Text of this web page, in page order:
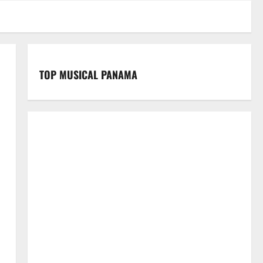
TOP MUSICAL PANAMA